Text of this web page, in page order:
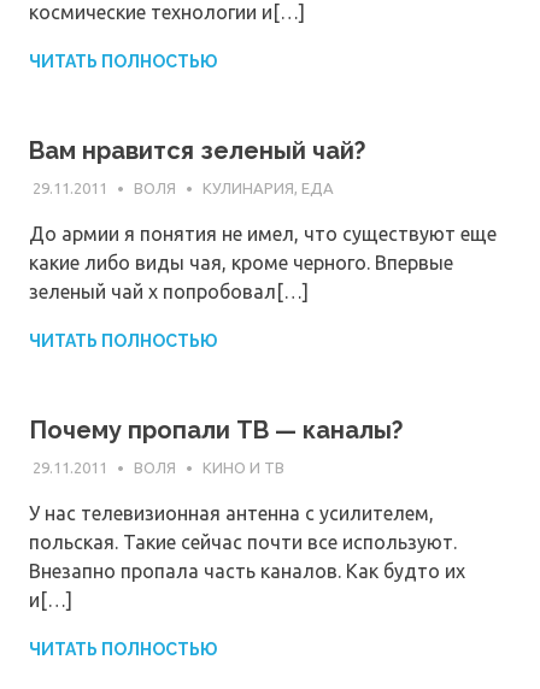
космические технологии и[…]
ЧИТАТЬ ПОЛНОСТЬЮ
Вам нравится зеленый чай?
29.11.2011 ВОЛЯ КУЛИНАРИЯ, ЕДА
До армии я понятия не имел, что существуют еще
какие либо виды чая, кроме черного. Впервые
зеленый чай х попробовал[…]
ЧИТАТЬ ПОЛНОСТЬЮ
Почему пропали ТВ — каналы?
29.11.2011 ВОЛЯ КИНО И ТВ
У нас телевизионная антенна с усилителем,
польская. Такие сейчас почти все используют.
Внезапно пропала часть каналов. Как будто их
и[…]
ЧИТАТЬ ПОЛНОСТЬЮ